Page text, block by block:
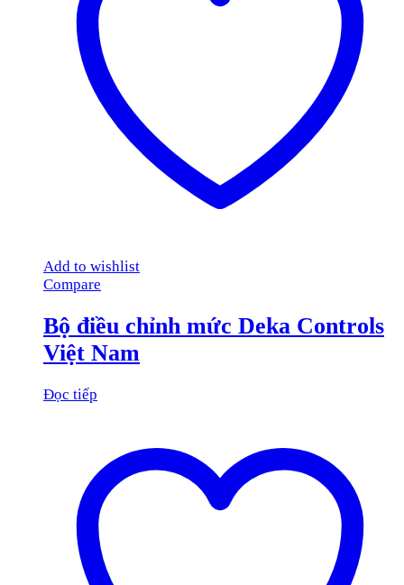
Add to wishlist
Compare
Bộ điều chỉnh mức Deka Controls
Việt Nam
Đọc tiếp